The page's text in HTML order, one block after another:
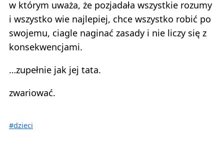
w którym uważa, że pozjadała wszystkie rozumy
i wszystko wie najlepiej, chce wszystko robić po
swojemu, ciagle naginać zasady i nie liczy się z
konsekwencjami.
…zupełnie jak jej tata.
zwariować.
#dzieci